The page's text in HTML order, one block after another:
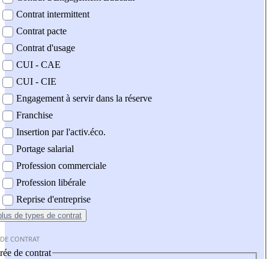
Contrat intermittent
Contrat pacte
Contrat d'usage
CUI - CAE
CUI - CIE
Engagement à servir dans la réserve
Franchise
Insertion par l'activ.éco.
Portage salarial
Profession commerciale
Profession libérale
Reprise d'entreprise
de types de contrat
CONTRAT
de contrat